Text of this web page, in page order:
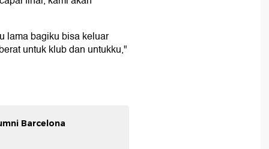
lama bagiku bisa keluar
untuk klub dan untukku,"
Barcelona